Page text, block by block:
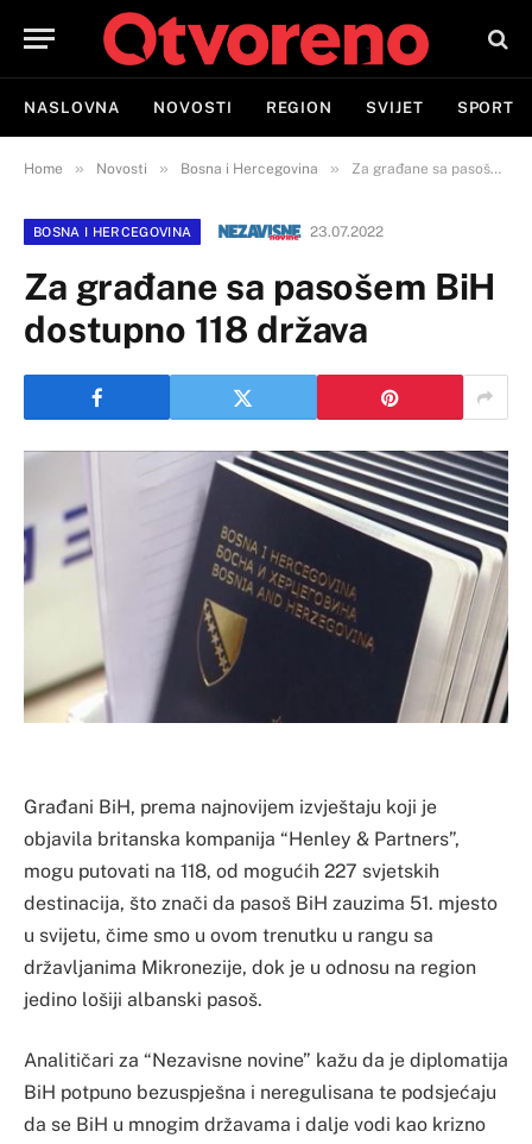
NASLOVNA NOVOSTI REGION SVIJET SPORT
Home » Novosti » Bosna i Hercegovina » Za građane sa pasošem BiH dostupno 118 država
BOSNA I HERCEGOVINA 23.07.2022
Za građane sa pasošem BiH
dostupno 118 država
Građani BiH, prema najnovijem izvještaju koji je
objavila britanska kompanija “Henley & Partners”,
mogu putovati na 118, od mogućih 227 svjetskih
destinacija, što znači da pasoš BiH zauzima 51. mjesto
u svijetu, čime smo u ovom trenutku u rangu sa
državljanima Mikronezije, dok je u odnosu na region
jedino lošiji albanski pasoš.
Analitičari za “Nezavisne novine” kažu da je diplomatija
BiH potpuno bezuspješna i neregulisana te podsjećaju
da se BiH u mnogim državama i dalje vodi kao krizno